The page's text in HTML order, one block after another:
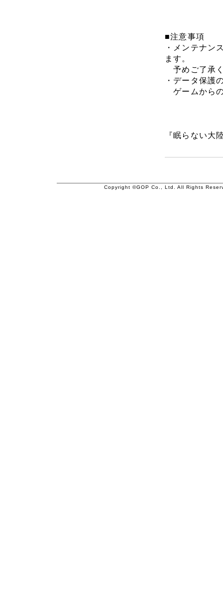
■注意事項
・メンテナン
ます。
予めご了承
・データ保護
ゲームから
『眠らない大
Copyright ©GOP Co., Ltd. All Rights